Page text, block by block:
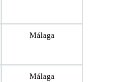
Málaga
Málaga